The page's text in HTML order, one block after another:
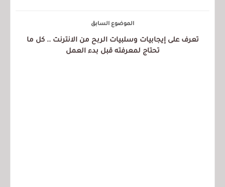
الموضوع السابق
تعرف على إيجابيات وسلبيات الربح من الانترنت .. كل ما
تحتاج لمعرفته قبل بدء العمل